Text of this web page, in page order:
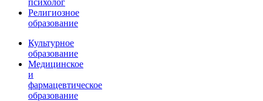
Религиозное
образование
Культурное
образование
Медицинское
и
фармацевтическое
образование